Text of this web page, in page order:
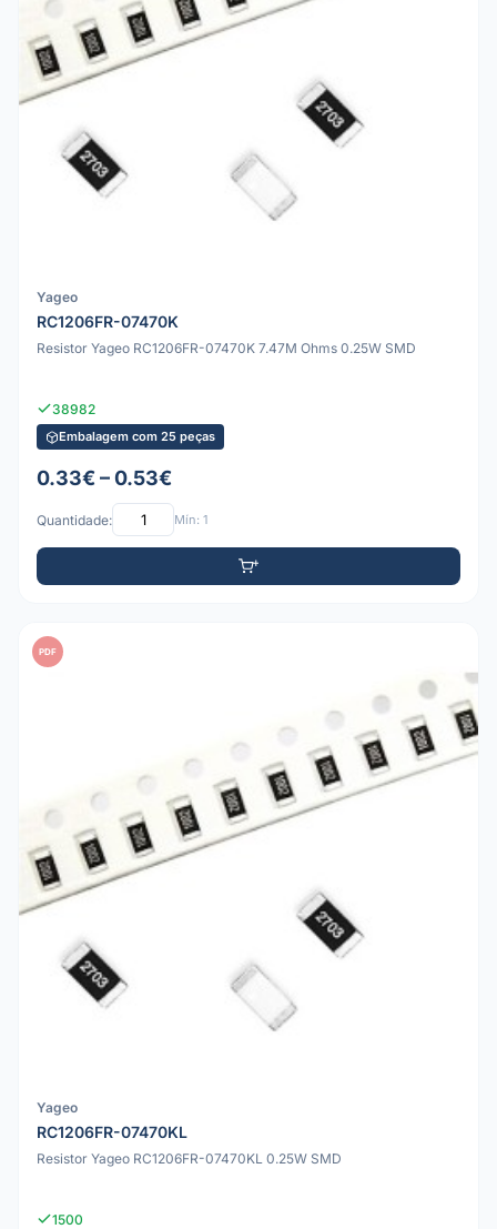
Yageo
RC1206FR-07470K
Resistor Yageo RC1206FR-07470K 7.47M Ohms 0.25W SMD
38982
Embalagem com 25 peças
0.33€ – 0.53€
Quantidade: Mín: 1
PDF
Yageo
RC1206FR-07470KL
Resistor Yageo RC1206FR-07470KL 0.25W SMD
1500